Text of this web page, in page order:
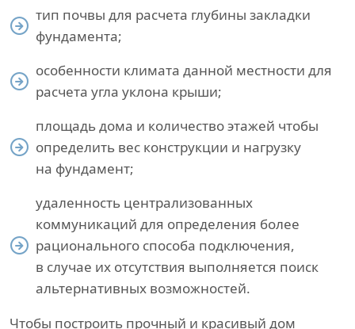
тип почвы для расчета глубины закладки
фундамента;
особенности климата данной местности для
расчета угла уклона крыши;
площадь дома и количество этажей чтобы
определить вес конструкции и нагрузку
на фундамент;
удаленность централизованных
коммуникаций для определения более
рационального способа подключения,
в случае их отсутствия выполняется поиск
альтернативных возможностей.
Чтобы построить прочный и красивый дом